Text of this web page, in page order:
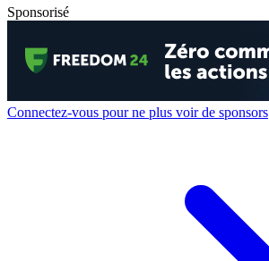
Sponsorisé
Connectez-vous pour ne plus voir de sponsors